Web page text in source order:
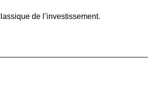
de l’investissement.